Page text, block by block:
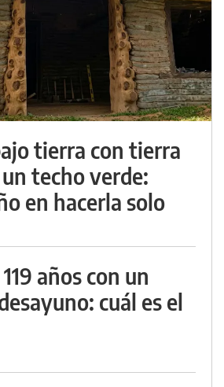
tierra con tierra
techo verde:
en hacerla solo
años con un
cuál es el